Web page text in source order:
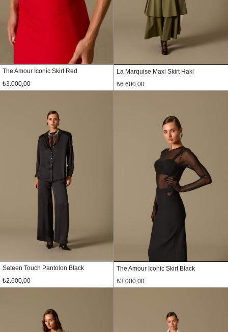
The Amour Iconic Skirt Red
₺3.000,00
La Marquise Maxi Skirt Haki
₺6.600,00
Sateen Touch Pantolon Black
₺2.600,00
The Amour Iconic Skirt Black
₺3.000,00